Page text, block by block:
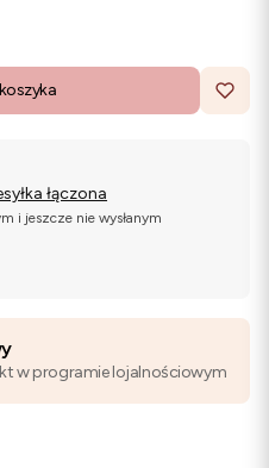
łączona
i jeszcze nie wysłanym
w programie lojalnościowym